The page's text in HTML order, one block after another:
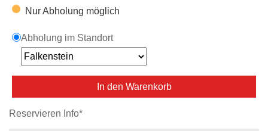
Nur Abholung möglich
Abholung im Standort
In den Warenkorb
Reservieren Info*